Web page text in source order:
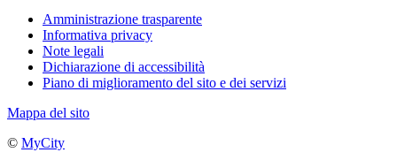
Amministrazione trasparente
Informativa privacy
Note legali
Dichiarazione di accessibilità
Piano di miglioramento del sito e dei servizi
Mappa del sito
© MyCity